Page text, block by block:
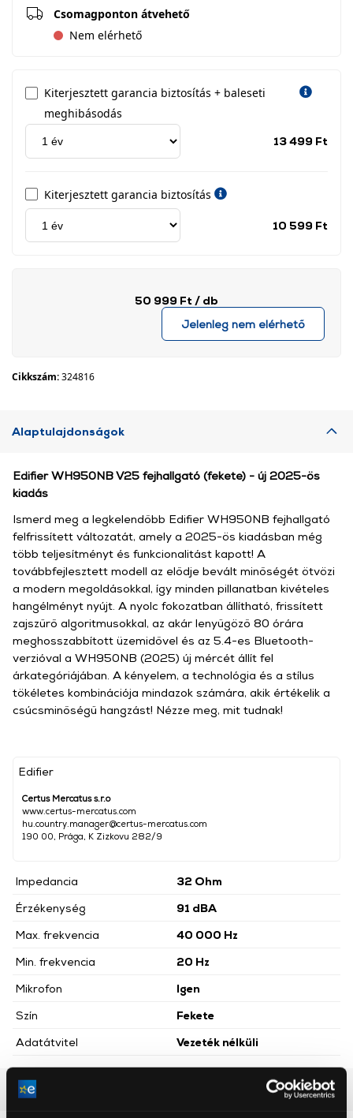
Csomagponton átvehető
Nem elérhető
Kiterjesztett garancia biztosítás + baleseti
meghibásodás
13 499 Ft
Kiterjesztett garancia biztosítás
10 599 Ft
50 999 Ft / db
Jelenleg nem elérhető
Cikkszám:324816
Alaptulajdonságok
Edifier
Certus Mercatus s.r.o
www.certus-mercatus.com
hu.country.manager@certus-mercatus.com
190 00, Prága, K Zizkovu 282/9
Impedancia
32 Ohm
Érzékenység
91 dBA
Max. frekvencia
40 000 Hz
Min. frekvencia
20 Hz
Mikrofon
Igen
Szín
Fekete
Adatátvitel
Vezeték nélküli
Edifier WH950NB V25 fejhallgató (fekete) - új 2025-ös
kiadás
Ismerd meg a legkelendőbb Edifier WH950NB fejhallgató
felfrissített változatát, amely a 2025-ös kiadásban még
több teljesítményt és funkcionalitást kapott! A
továbbfejlesztett modell az elődje bevált minőségét ötvözi
a modern megoldásokkal, így minden pillanatban kivételes
hangélményt nyújt. A nyolc fokozatban állítható, frissített
zajszűrő algoritmusokkal, az akár lenyűgöző 80 órára
meghosszabbított üzemidővel és az 5.4-es Bluetooth-
verzióval a WH950NB (2025) új mércét állít fel
árkategóriájában. A kényelem, a technológia és a stílus
tökéletes kombinációja mindazok számára, akik értékelik a
csúcsminőségű hangzást! Nézze meg, mit tudnak!
Részletes ismertető